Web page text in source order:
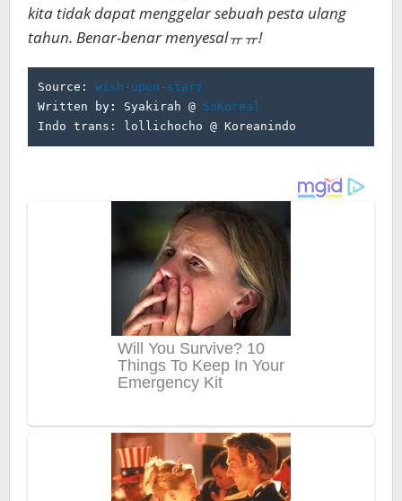
kita tidak dapat menggelar sebuah pesta ulang
tahun. Benar-benar menyesalㅠㅠ!
Source: wish-upon-starz
Written by: Syakirah @ SoKoreal
Indo trans: lollichocho @ Koreanindo